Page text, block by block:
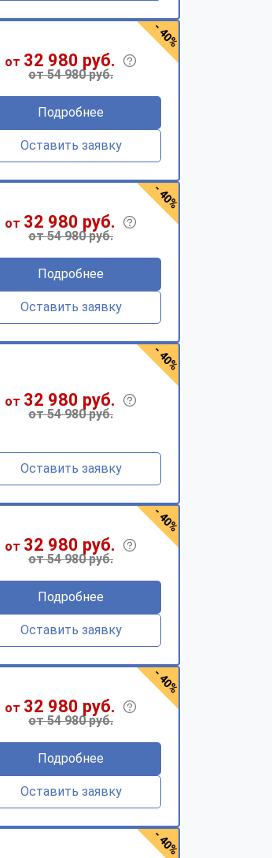
от 32 980 руб.
от 54 980 руб.
Подробнее
Оставить заявку
- 40%
от 32 980 руб.
от 54 980 руб.
Подробнее
Оставить заявку
- 40%
от 32 980 руб.
от 54 980 руб.
Оставить заявку
- 40%
от 32 980 руб.
от 54 980 руб.
Подробнее
Оставить заявку
- 40%
от 32 980 руб.
от 54 980 руб.
Подробнее
Оставить заявку
- 40%
- 40%